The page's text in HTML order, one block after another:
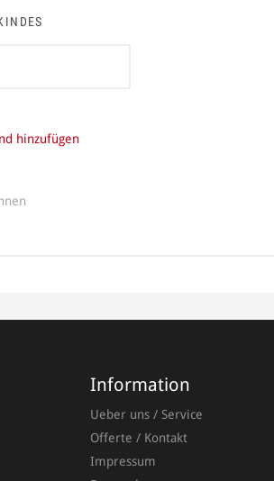
hinzufügen
Information
Ueber uns / Service
Offerte / Kontakt
Impressum